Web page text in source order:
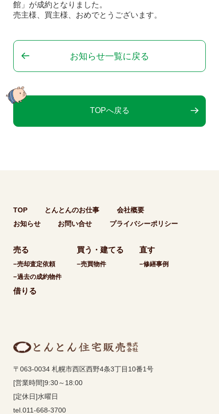
館」が成約となりました。
売主様、買主様、おめでとうございます。
お知らせ一覧に戻る
TOPへ戻る
TOP とんとんのお仕事
会社概要
お知らせ
お問い合せ プライバシーポリシー
売る
−売却査定依頼
−過去の成約物件
買う・建てる
−売買物件
直す
−修繕事例
借りる
〒063-0034 札幌市西区西野4条3丁目10番1号
[営業時間]9:30～18:00
[定休日]水曜日
tel.011-668-3700